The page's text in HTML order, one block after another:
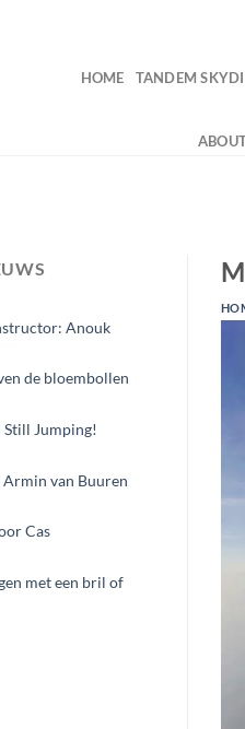
HOME TANDEM
Anouk
de bloembollen
Still Jumping!
van Buuren
Cas
met een bril of